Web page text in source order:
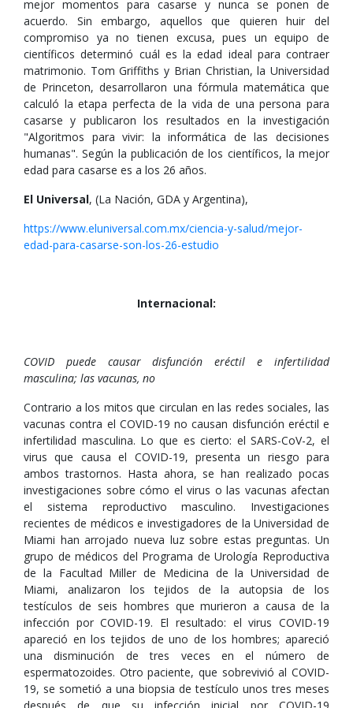
mejor momentos para casarse y nunca se ponen de
acuerdo. Sin embargo, aquellos que quieren huir del
compromiso ya no tienen excusa, pues un equipo de
científicos determinó cuál es la edad ideal para contraer
matrimonio. Tom Griffiths y Brian Christian, la Universidad
de Princeton, desarrollaron una fórmula matemática que
calculó la etapa perfecta de la vida de una persona para
casarse y publicaron los resultados en la investigación
"Algoritmos para vivir: la informática de las decisiones
humanas". Según la publicación de los científicos, la mejor
edad para casarse es a los 26 años.
El Universal, (La Nación, GDA y Argentina),
https://www.eluniversal.com.mx/ciencia-y-salud/mejor-
edad-para-casarse-son-los-26-estudio
Internacional:
COVID puede causar disfunción eréctil e infertilidad
masculina; las vacunas, no
Contrario a los mitos que circulan en las redes sociales, las
vacunas contra el COVID-19 no causan disfunción eréctil e
infertilidad masculina. Lo que es cierto: el SARS-CoV-2, el
virus que causa el COVID-19, presenta un riesgo para
ambos trastornos. Hasta ahora, se han realizado pocas
investigaciones sobre cómo el virus o las vacunas afectan
el sistema reproductivo masculino. Investigaciones
recientes de médicos e investigadores de la Universidad de
Miami han arrojado nueva luz sobre estas preguntas. Un
grupo de médicos del Programa de Urología Reproductiva
de la Facultad Miller de Medicina de la Universidad de
Miami, analizaron los tejidos de la autopsia de los
testículos de seis hombres que murieron a causa de la
infección por COVID-19. El resultado: el virus COVID-19
apareció en los tejidos de uno de los hombres; apareció
una disminución de tres veces en el número de
espermatozoides. Otro paciente, que sobrevivió al COVID-
19, se sometió a una biopsia de testículo unos tres meses